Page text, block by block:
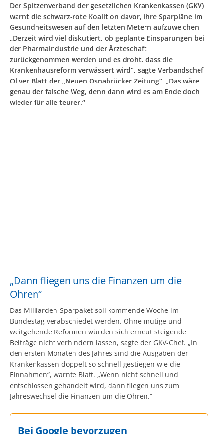
Der Spitzenverband der gesetzlichen Krankenkassen (GKV)
warnt die schwarz-rote Koalition davor, ihre Sparpläne im
Gesundheitswesen auf den letzten Metern aufzuweichen.
„Derzeit wird viel diskutiert, ob geplante Einsparungen bei
der Pharmaindustrie und der Ärzteschaft
zurückgenommen werden und es droht, dass die
Krankenhausreform verwässert wird“, sagte Verbandschef
Oliver Blatt der „Neuen Osnabrücker Zeitung“. „Das wäre
genau der falsche Weg, denn dann wird es am Ende doch
wieder für alle teurer.“
„Dann fliegen uns die Finanzen um die
Ohren“
Das Milliarden-Sparpaket soll kommende Woche im
Bundestag verabschiedet werden. Ohne mutige und
weitgehende Reformen würden sich erneut steigende
Beiträge nicht verhindern lassen, sagte der GKV-Chef. „In
den ersten Monaten des Jahres sind die Ausgaben der
Krankenkassen doppelt so schnell gestiegen wie die
Einnahmen“, warnte Blatt. „Wenn nicht schnell und
entschlossen gehandelt wird, dann fliegen uns zum
Jahreswechsel die Finanzen um die Ohren.“
Bei Google bevorzugen